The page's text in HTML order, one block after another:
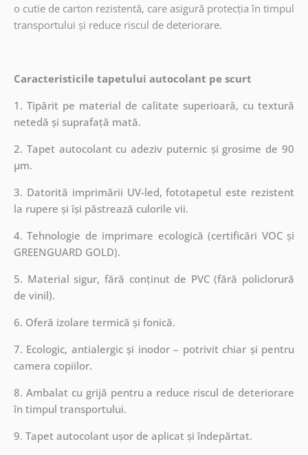
o cutie de carton rezistentă, care asigură protecția în timpul
transportului și reduce riscul de deteriorare.
Caracteristicile tapetului autocolant pe scurt
1. Tipărit pe material de calitate superioară, cu textură
netedă și suprafață mată.
2. Tapet autocolant cu adeziv puternic și grosime de 90
µm.
3. Datorită imprimării UV-led, fototapetul este rezistent
la rupere și își păstrează culorile vii.
4. Tehnologie de imprimare ecologică (certificări VOC și
GREENGUARD GOLD).
5. Material sigur, fără conținut de PVC (fără policlorură
de vinil).
6. Oferă izolare termică și fonică.
7. Ecologic, antialergic și inodor – potrivit chiar și pentru
camera copiilor.
8. Ambalat cu grijă pentru a reduce riscul de deteriorare
în timpul transportului.
9. Tapet autocolant ușor de aplicat și îndepărtat.